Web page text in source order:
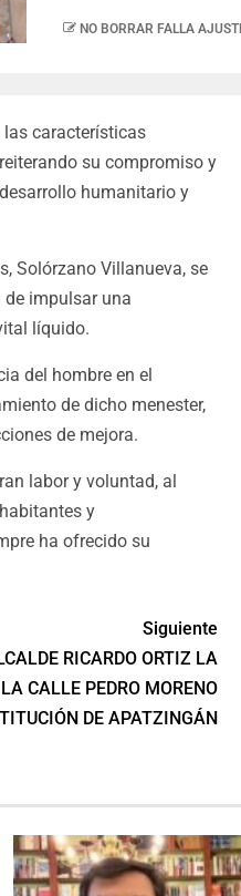
NO BORRAR FALLA
características
su compromiso y
humanitario y
Solórzano Villanueva, se
impulsar una
líquido.
del hombre en el
de dicho menester,
de mejora.
labor y voluntad, al
y
ha ofrecido su
Siguiente
RICARDO ORTIZ LA
CALLE PEDRO MORENO
DE APATZINGÁN